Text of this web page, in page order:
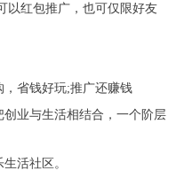
以红包推广，也可仅限好友
省钱好玩;推广还赚钱
业与生活相结合，一个阶层
活社区。